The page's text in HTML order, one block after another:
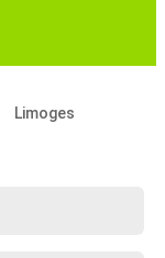
Limoges